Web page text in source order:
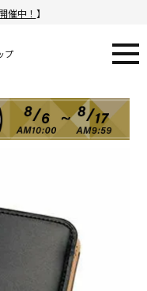
催中！ 】
プ